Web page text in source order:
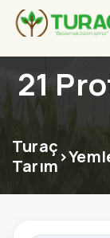
21
Turaç
Tarım>